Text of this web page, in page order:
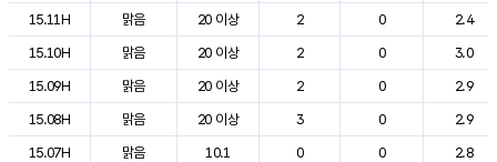
15.11H
맑음 20 이상 2 0
2.4
15.10H
맑음 20 이상 2 0
3.0
15.09H
맑음 20 이상 2 0
2.9
15.08H
맑음 20 이상 3 0
2.9
15.07H
맑음 10.1 0 0
2.8